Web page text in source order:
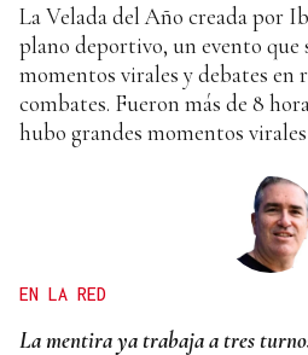
La Velada del Año creada por
plano deportivo, un evento que
momentos virales y debates en
combates. Fueron más de 8
hubo grandes momentos virales
EN LA RED
La mentira ya trabaja a tres